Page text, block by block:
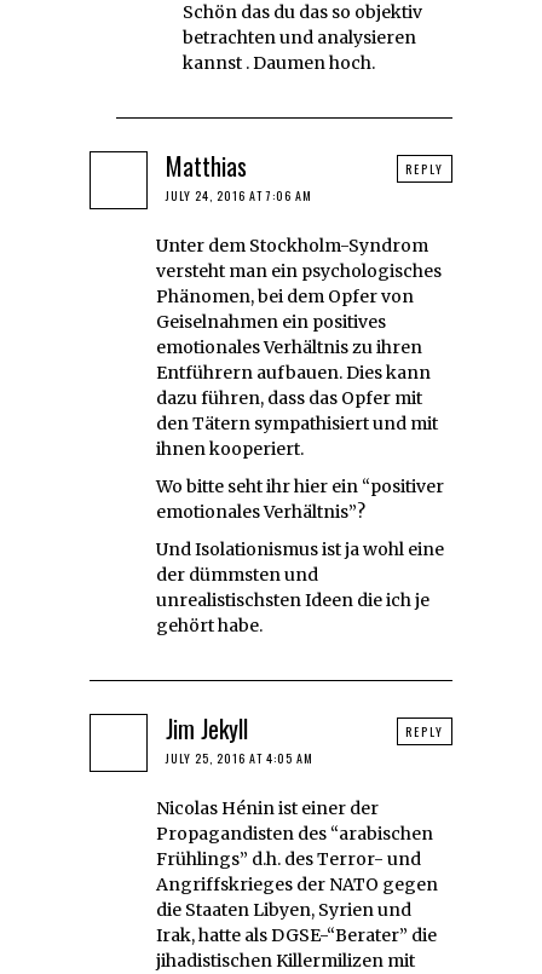
Schön das du das so objektiv
betrachten und analysieren
kannst . Daumen hoch.
Matthias
JULY 24, 2016 AT 7:06 AM
Unter dem Stockholm-Syndrom
versteht man ein psychologisches
Phänomen, bei dem Opfer von
Geiselnahmen ein positives
emotionales Verhältnis zu ihren
Entführern aufbauen. Dies kann
dazu führen, dass das Opfer mit
den Tätern sympathisiert und mit
ihnen kooperiert.
Wo bitte seht ihr hier ein “positiver
emotionales Verhältnis”?
Und Isolationismus ist ja wohl eine
der dümmsten und
unrealistischsten Ideen die ich je
gehört habe.
REPLY
Jim Jekyll
JULY 25, 2016 AT 4:05 AM
Nicolas Hénin ist einer der
Propagandisten des “arabischen
Frühlings” d.h. des Terror- und
Angriffskrieges der NATO gegen
die Staaten Libyen, Syrien und
Irak, hatte als DGSE-“Berater” die
jihadistischen Killermilizen mit
REPLY